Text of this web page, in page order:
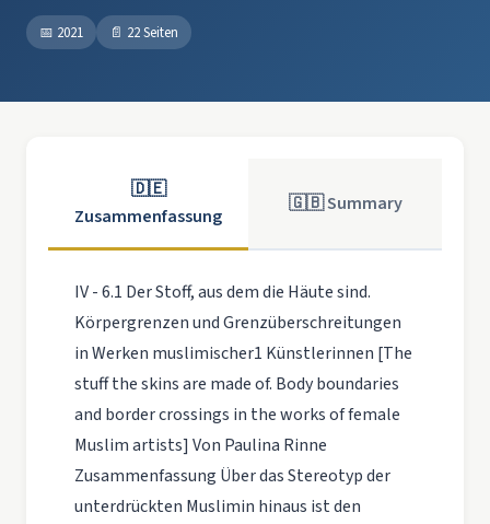
📅 2021 📄 22 Seiten
🇩🇪
Zusammenfassung
🇬🇧 Summary
IV - 6.1 Der Stoff, aus dem die Häute sind.
Körpergrenzen und Grenzüberschreitungen
in Werken muslimischer1 Künstlerinnen [The
stuff the skins are made of. Body boundaries
and border crossings in the works of female
Muslim artists] Von Paulina Rinne
Zusammenfassung Über das Stereotyp der
unterdrückten Muslimin hinaus ist den